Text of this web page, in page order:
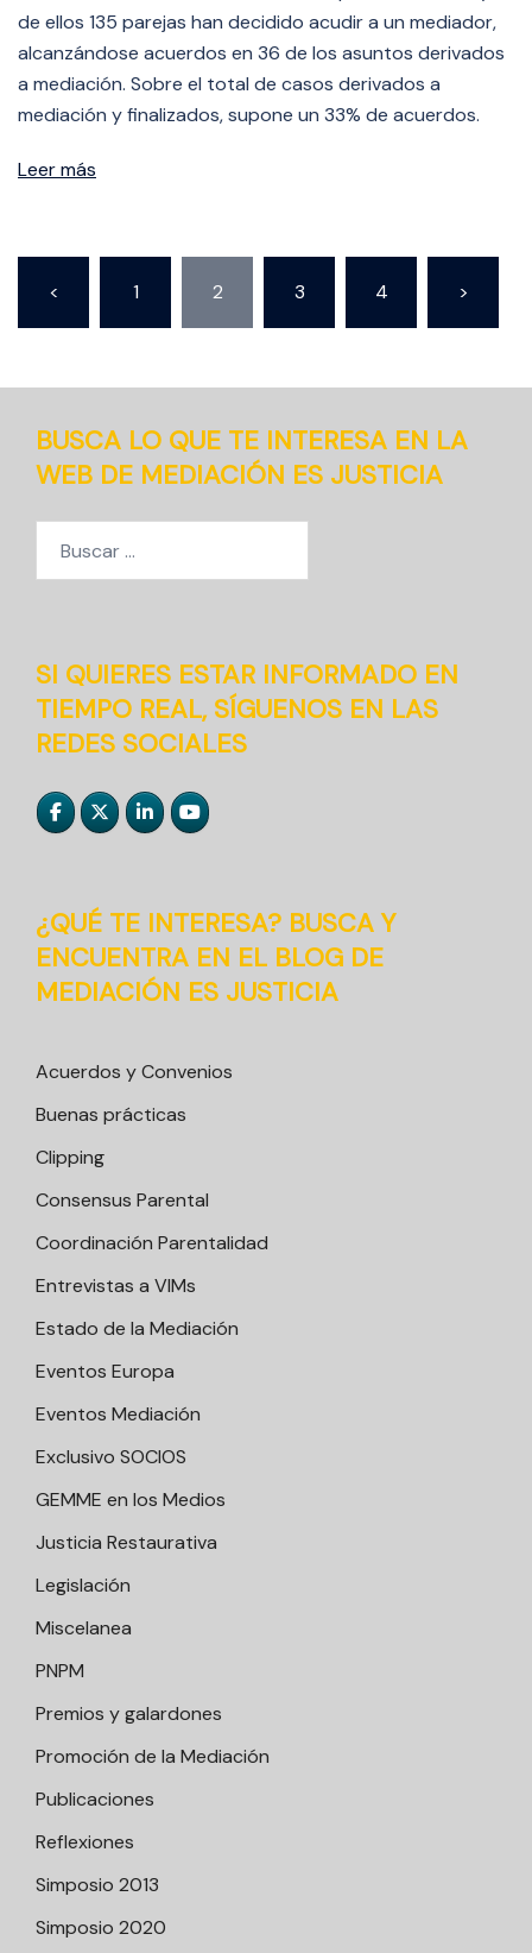
de ellos 135 parejas han decidido acudir a un mediador,
alcanzándose acuerdos en 36 de los asuntos derivados
a mediación. Sobre el total de casos derivados a
mediación y finalizados, supone un 33% de acuerdos.
Leer más
entradas
< 1 2 3 4 >
BUSCA LO QUE TE INTERESA EN LA
WEB DE MEDIACIÓN ES JUSTICIA
SI QUIERES ESTAR INFORMADO EN
TIEMPO REAL, SÍGUENOS EN LAS
REDES SOCIALES
¿QUÉ TE INTERESA? BUSCA Y
ENCUENTRA EN EL BLOG DE
MEDIACIÓN ES JUSTICIA
Acuerdos y Convenios
Buenas prácticas
Clipping
Consensus Parental
Coordinación Parentalidad
Entrevistas a VIMs
Estado de la Mediación
Eventos Europa
Eventos Mediación
Exclusivo SOCIOS
GEMME en los Medios
Justicia Restaurativa
Legislación
Miscelanea
PNPM
Premios y galardones
Promoción de la Mediación
Publicaciones
Reflexiones
Simposio 2013
Simposio 2020